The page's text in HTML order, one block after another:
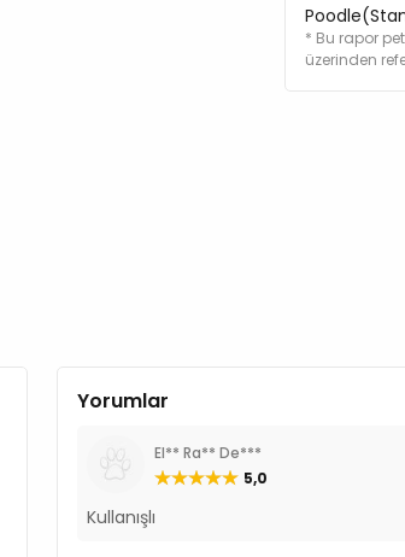
* Bu rapor
üzerinden
Yorumlar
El** Ra** De***
5,0
Kullanışlı